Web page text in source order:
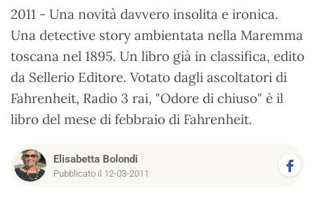
2011 - Una novità davvero insolita e ironica.
Una detective story ambientata nella Maremma
toscana nel 1895. Un libro già in classifica, edito
da Sellerio Editore. Votato dagli ascoltatori di
Fahrenheit, Radio 3 rai, "Odore di chiuso" è il
libro del mese di febbraio di Fahrenheit.
Elisabetta Bolondi
Pubblicato il 12-03-2011